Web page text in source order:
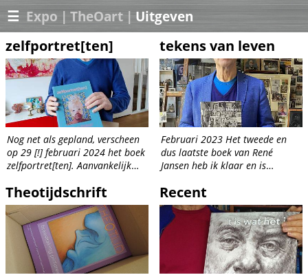
☰ Expo | TheOart | Uitgeven
zelfportret[ten]
Nog net als gepland, verscheen
op 29 [!] februari 2024 het boek
zelfportret[ten]. Aanvankelijk
eerste tijdschrift theOtijd liep
het project al danig uit de hand
kwa...
tekens van leven
Februari 2023 Het tweede en
dus laatste boek van René
Jansen heb ik klaar en is
Dankzij hulp en medewerking
van Harma Loning, is het weer
een prachtig boek geworden....
Theotijdschrift Recent